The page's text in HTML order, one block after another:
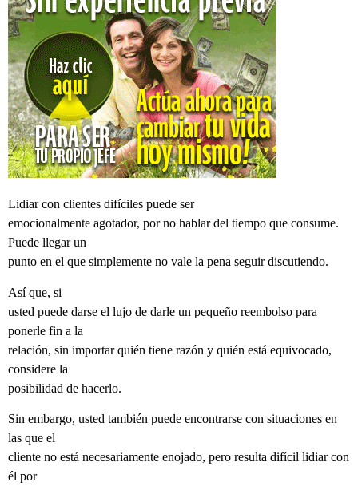
Lidiar con clientes difíciles puede ser
emocionalmente agotador, por no hablar del tiempo que consume.
Puede llegar un
punto en el que simplemente no vale la pena seguir discutiendo.
Así que, si
usted puede darse el lujo de darle un pequeño reembolso para
ponerle fin a la
relación, sin importar quién tiene razón y quién está equivocado,
considere la
posibilidad de hacerlo.
Sin embargo, usted también puede encontrarse con situaciones en
las que el
cliente no está necesariamente enojado, pero resulta difícil lidiar con
él por